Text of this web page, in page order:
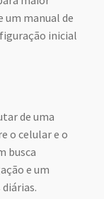
um manual de
inicial
de uma
o celular e o
busca
e um